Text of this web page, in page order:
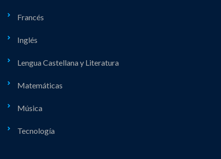
Francés
Inglés
Lengua Castellana y Literatura
Matemáticas
Música
Tecnología